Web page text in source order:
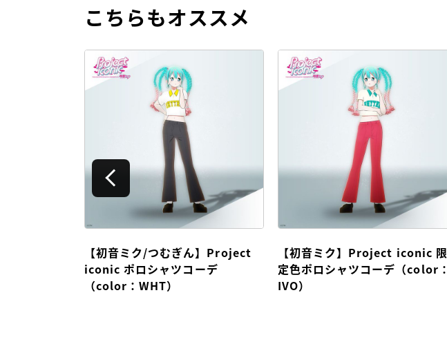
こちらもオススメ
【初音ミク/つむぎん】Project
iconic ポロシャツコーデ
（color：WHT）
【初音ミク】Project iconic 限
定色ポロシャツコーデ（color：
IVO）